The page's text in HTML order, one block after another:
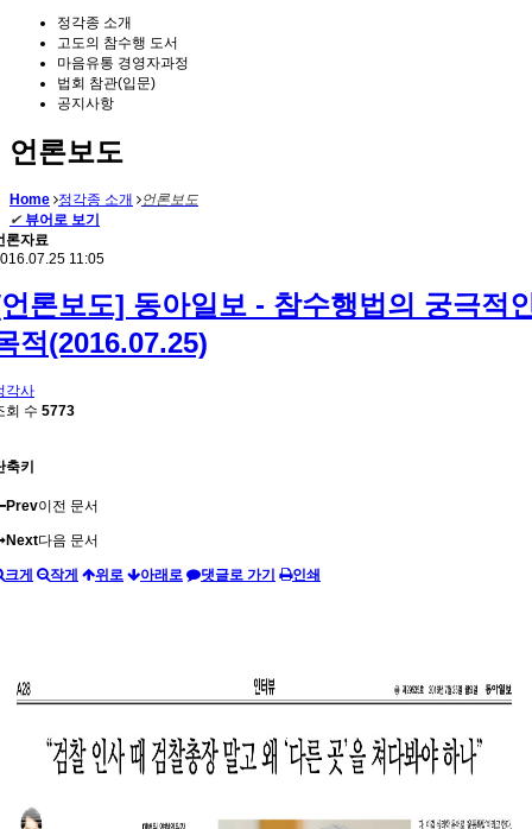
정각종 소개
고도의 참수행 도서
마음유통 경영자과정
법회 참관(입문)
공지사항
언론보도
Home 정각종 소개
언론보도
✔ 뷰어로 보기
론자료
11:05
론보도] 동아일보 - 참수행법의 궁극적
적(2016.07.25)
각사
회 수 5773
축키
Prev이전 문서
Next다음 문서
크게 작게 위로 아래로 댓글로 가기 인쇄